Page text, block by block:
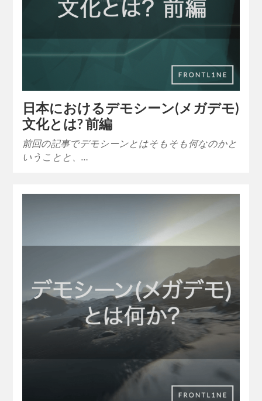
日本におけるデモシーン(メガデモ)
文化とは? 前編
前回の記事でデモシーンとはそもそも何なのかと
いうことと、…